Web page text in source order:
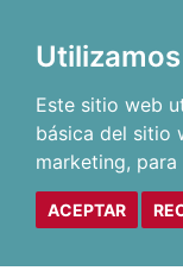
Este sitio web
básica del sitio
marketing, para
ACEPTAR